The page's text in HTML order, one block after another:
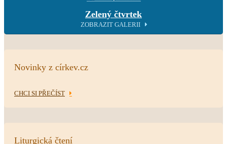
Zelený čtvrtek
ZOBRAZIT GALERII
Novinky z církev.cz
CHCI SI PŘEČÍST
Liturgická čtení